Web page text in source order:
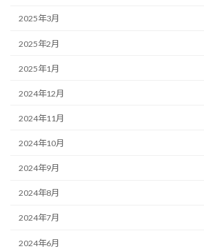
2025年3月
2025年2月
2025年1月
2024年12月
2024年11月
2024年10月
2024年9月
2024年8月
2024年7月
2024年6月